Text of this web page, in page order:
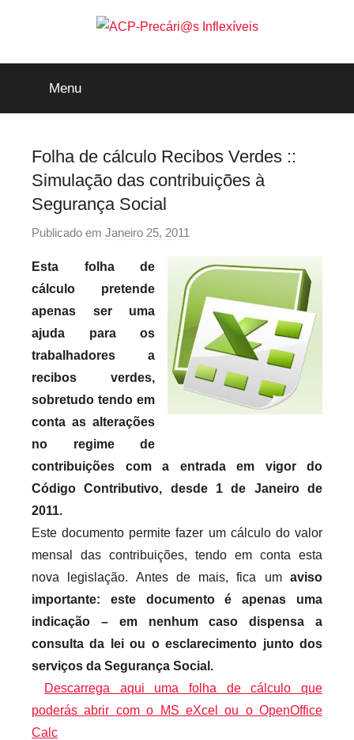
ACP-
Precári@s
Inflexíveis
Menu
Folha de cálculo Recibos Verdes ::
Simulação das contribuições à
Segurança Social
Publicado em Janeiro 25, 2011
r
p
e
c
a
i
l
x
i
v
e
i
s
Esta folha de
cálculo pretende
apenas ser uma
ajuda para os
trabalhadores a
recibos verdes,
sobretudo tendo em
conta as alterações
no regime de
contribuições com a entrada em vigor do
Código Contributivo, desde 1 de Janeiro de
2011.
Este documento permite fazer um cálculo do valor
mensal das contribuições, tendo em conta esta
nova legislação. Antes de mais, fica um aviso
importante: este documento é apenas uma
indicação – em nenhum caso dispensa a
consulta da lei ou o esclarecimento junto dos
serviços da Segurança Social.
Descarrega aqui uma folha de cálculo que
poderás abrir com o MS eXcel ou o OpenOffice
Calc